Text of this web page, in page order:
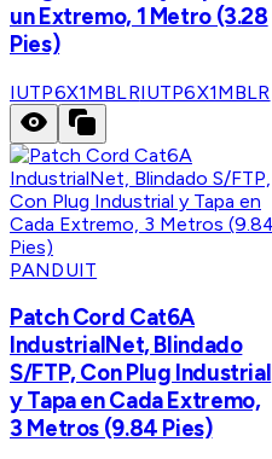
un Extremo, 1 Metro (3.28
Pies)
IUTP6X1MBLRIUTP6X1MBLR
PANDUIT
Patch Cord Cat6A
IndustrialNet, Blindado
S/FTP, Con Plug Industrial
y Tapa en Cada Extremo,
3 Metros (9.84 Pies)